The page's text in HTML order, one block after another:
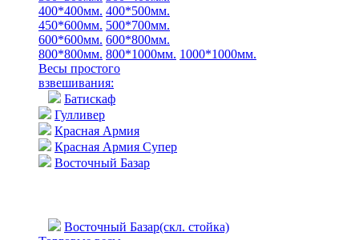
400*400мм. 400*500мм.
450*600мм. 500*700мм.
600*600мм. 600*800мм.
800*800мм. 800*1000мм. 1000*1000мм.
Весы простого
взвешивания:
Батискаф
Гулливер
Красная Армия
Красная Армия Супер
Восточный Базар
Восточный Базар(скл. стойка)